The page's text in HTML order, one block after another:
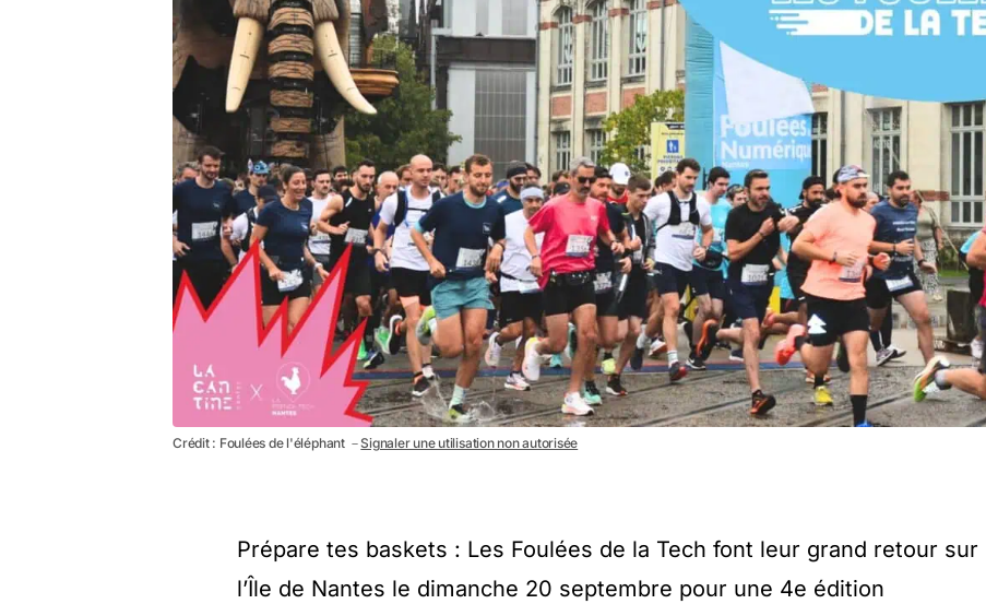
Crédit : Foulées de l'éléphant －Signaler une utilisation non autorisée
Prépare tes baskets : Les Foulées de la Tech font leur grand retour sur
l’Île de Nantes le dimanche 20 septembre pour une 4e édition